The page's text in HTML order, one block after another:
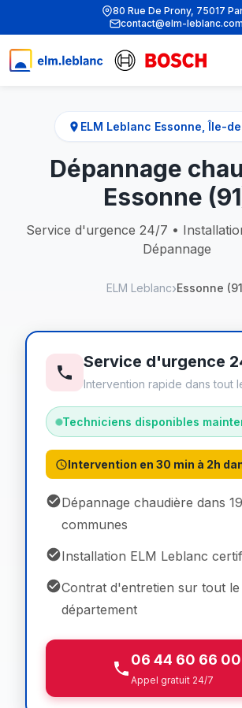
80 Rue De Prony, 75017
contact@elm-leblanc.com
ELM Leblanc Essonne, Île-
Dépannage
Essonne
Service d'urgence 24/7 •
Dépannage
ELM Leblanc Essonne
Service d'urgence
Intervention rapide dans tout
Techniciens disponibles
Intervention en 30 min à 2h
Dépannage chaudière dans
communes
Installation ELM Leblanc
Contrat d'entretien sur tout le
département
06 44 60 66 00
Appel gratuit 24/7